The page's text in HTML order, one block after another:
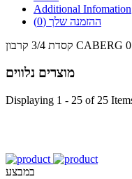
Additional Infomation
ההזמנה שלך (0)
מוצרים נלווים
Displaying 1 - 25 of 25
במבצע